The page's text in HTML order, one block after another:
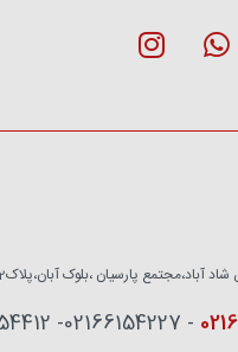
شاد آباد،مجتمع پارسیان ،بلوک آبان،پلاک52
0216